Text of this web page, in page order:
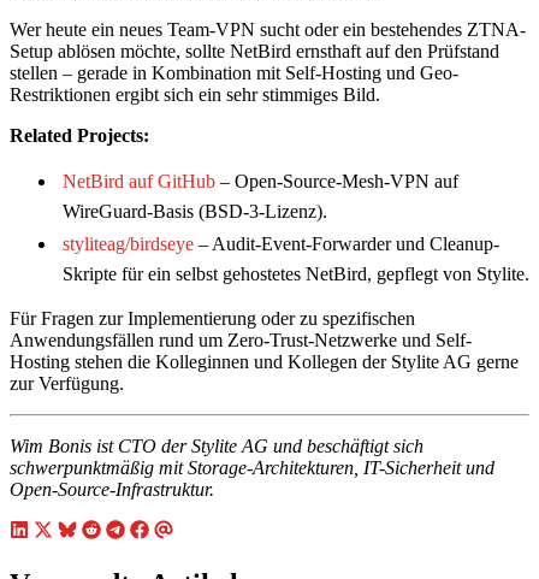
Wer heute ein neues Team-VPN sucht oder ein bestehendes ZTNA-
Setup ablösen möchte, sollte NetBird ernsthaft auf den Prüfstand
stellen – gerade in Kombination mit Self-Hosting und Geo-
Restriktionen ergibt sich ein sehr stimmiges Bild.
Related Projects:
NetBird auf GitHub – Open-Source-Mesh-VPN auf
WireGuard-Basis (BSD-3-Lizenz).
styliteag/birdseye – Audit-Event-Forwarder und Cleanup-
Skripte für ein selbst gehostetes NetBird, gepflegt von Stylite.
Für Fragen zur Implementierung oder zu spezifischen
Anwendungsfällen rund um Zero-Trust-Netzwerke und Self-
Hosting stehen die Kolleginnen und Kollegen der Stylite AG gerne
zur Verfügung.
Wim Bonis ist CTO der Stylite AG und beschäftigt sich
schwerpunktmäßig mit Storage-Architekturen, IT-Sicherheit und
Open-Source-Infrastruktur.